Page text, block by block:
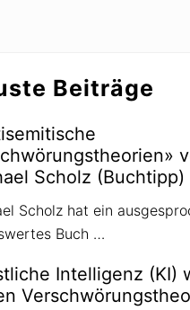
Beiträge
Scholz (Buchtipp)
Scholz hat ein
Buch …
Intelligenz (KI)